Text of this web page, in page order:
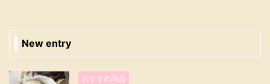
New entry
おすすめ商品